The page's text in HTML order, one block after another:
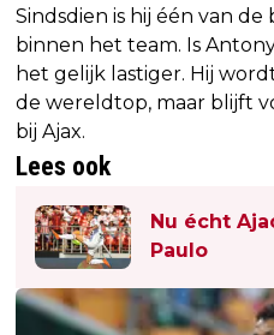
Sindsdien is hij één van
binnen het team. Is
het gelijk lastiger. Hij
de wereldtop, maar blijft
bij Ajax.
Lees ook
Nu écht
Paulo